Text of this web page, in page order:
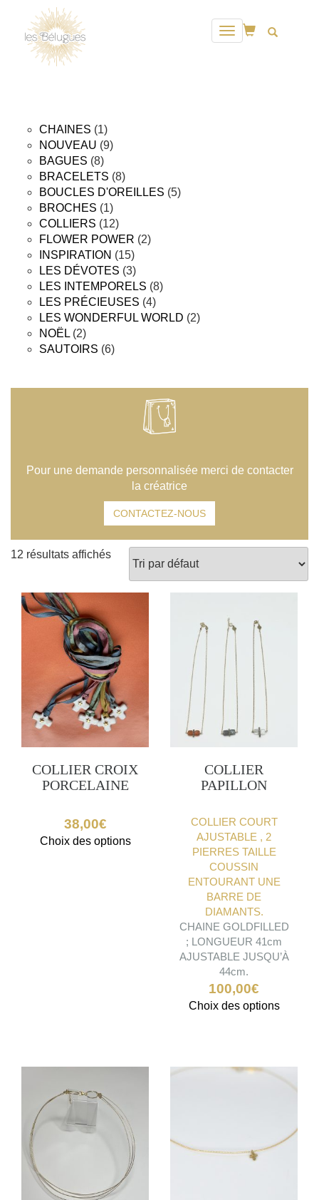
Toggle
navigation
CHAINES 11
produit
NOUVEAU 99
BAGUES 88
produits
BRACELETS 88
produits
BOUCLES D'OREILLES 55
BROCHES 11
produit
COLLIERS 1212
produits
FLOWER POWER 22
INSPIRATION 1515
produits
LES DÉVOTES 33
produits
LES INTEMPORELS 88
LES PRÉCIEUSES 44
produits
LES WONDERFUL WORLD 22
NOËL 22
produits
SAUTOIRS 66
Pour une demande personnalisée merci de contacter
la créatrice
CONTACTEZ-NOUS
12 résultats affichés
COLLIER CROIX
PORCELAINE
38,00€
Choix des optionsCe
COLLIER
PAPILLON
COLLIER COURT
AJUSTABLE , 2
PIERRES TAILLE
COUSSIN
ENTOURANT UNE
BARRE DE
DIAMANTS.
CHAINE GOLDFILLED
; LONGUEUR 41cm
AJUSTABLE JUSQU’À
44cm.
100,00€
Choix des optionsCe
Les
être